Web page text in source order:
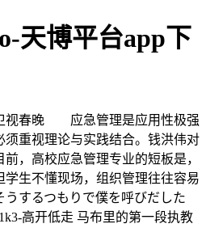
天博平台app下
卫视春晚 应急管理是应用性极强
须重视理论与实践结合。钱洪伟对
前，高校应急管理专业的短板是，
生不懂现场，组织管理往往容易
するつもりで僕を呼びだした
高开低走 马布里的第一段执教